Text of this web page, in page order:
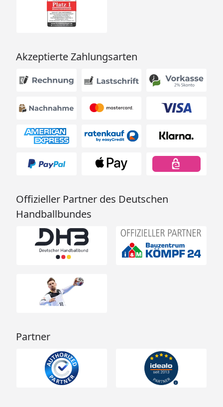
Akzeptierte Zahlungsarten
Offizieller Partner des Deutschen
Handballbundes
Partner